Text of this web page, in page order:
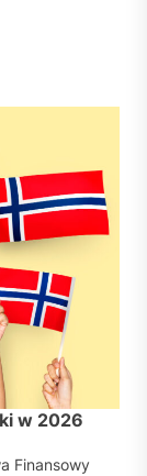
w 2026
Finansowy